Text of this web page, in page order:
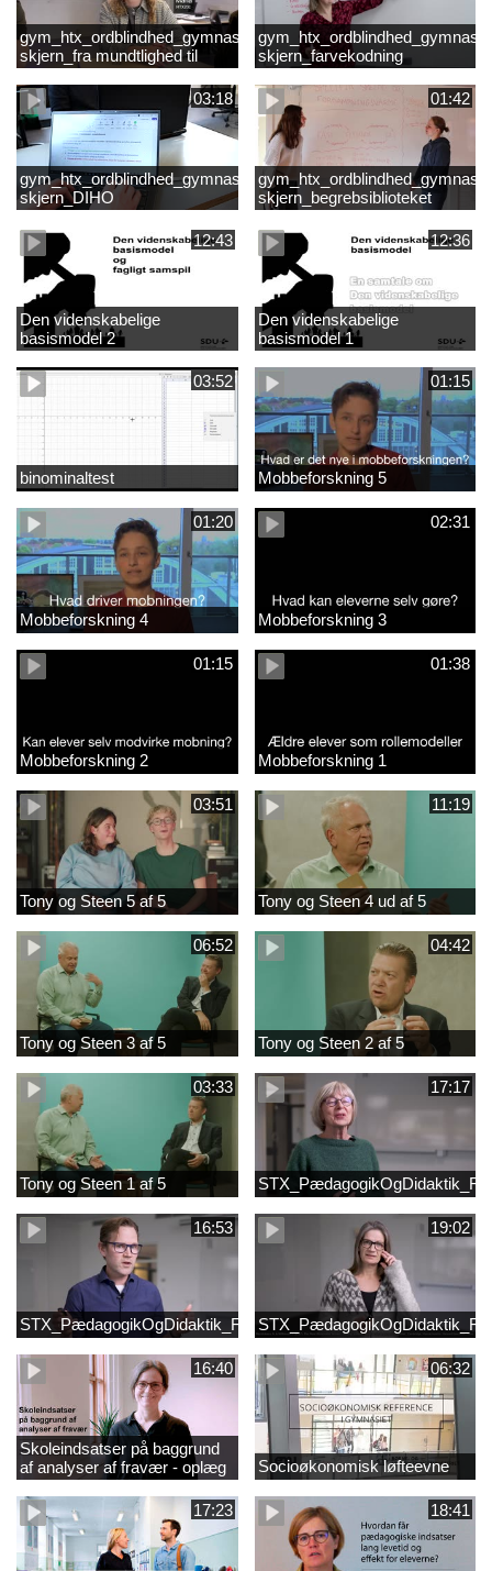
gym_htx_ordblindhed_gymnasiet
skjern_fra mundtlighed til
skriftlighed
skjern_farvekodning
03:18
gym_htx_ordblindhed_gymnasiet
skjern_DIHO
01:42
skjern_begrebsiblioteket
12:43
Den videnskabelige
basismodel 2
12:36
Den videnskabelige
basismodel 1
03:52
binominaltest
01:15
Mobbeforskning 5
01:20
Mobbeforskning 4
02:31
Mobbeforskning 3
01:15
Mobbeforskning 2
01:38
Mobbeforskning 1
03:51
Tony og Steen 5 af 5
11:19
Tony og Steen 4 ud af 5
06:52
Tony og Steen 3 af 5
04:42
Tony og Steen 2 af 5
03:33
Tony og Steen 1 af 5
17:17
16:53
STX_PædagogikOgDidaktik_FilmB
19:02
16:40
Skoleindsatser på baggrund
af analyser af fravær - oplæg
ved Astrid Lundby, EVA
06:32
Socioøkonomisk løfteevne
17:23 18:41